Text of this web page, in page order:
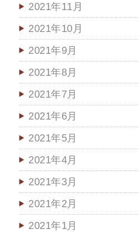
2021年11月
2021年10月
2021年9月
2021年8月
2021年7月
2021年6月
2021年5月
2021年4月
2021年3月
2021年2月
2021年1月